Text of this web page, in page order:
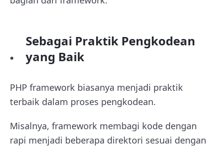
Sebagai Praktik Pengkodean
yang Baik
PHP framework biasanya menjadi praktik
terbaik dalam proses pengkodean.
Misalnya, framework membagi kode dengan
rapi menjadi beberapa direktori sesuai dengan